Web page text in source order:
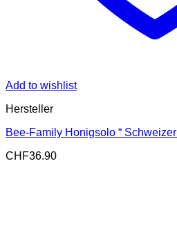
Add to wishlist
Hersteller
Bee-Family Honigsolo “
CHF36.90